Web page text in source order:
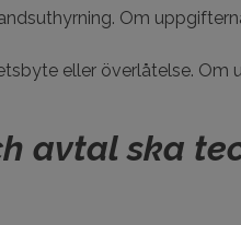
Om
eller överlåtelse. Om
avtal ska